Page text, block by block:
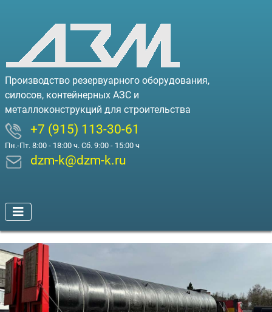
Производство резервуарного оборудования,
силосов, контейнерных АЗС и
металлоконструкций для строительства
+7 (915) 113-30-61
Пн.-Пт. 8:00 - 18:00 ч. Сб. 9:00 - 15:00 ч
dzm-k@dzm-k.ru